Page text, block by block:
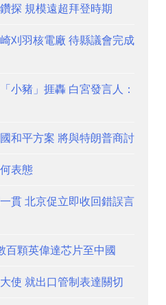
探 規模遠超拜登時期
刈羽核電廠 待縣議會完成
小豬」捱轟 白宮發言人：
和平方案 將與特朗普商討
表態
貫 北京促立即收回錯誤言
百顆英偉達芯片至中國
使 就出口管制表達關切